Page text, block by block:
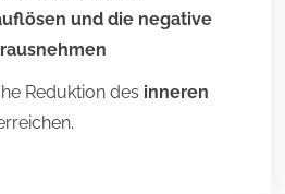
und die negative
Reduktion des inneren